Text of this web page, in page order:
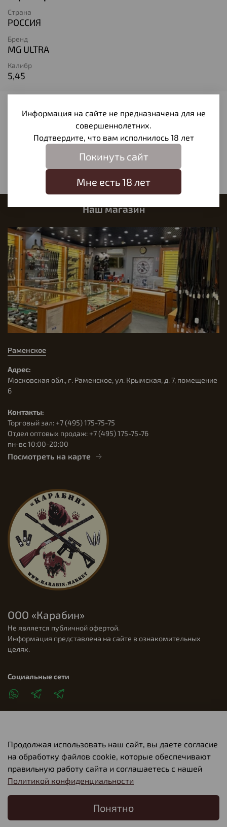
Страна
РОССИЯ
Бренд
MG ULTRA
Калибр
5,45
Отзывы
Отзывов еще никто не оставлял
Наш магазин
Раменское
Адрес:
Московская обл., г. Раменское, ул. Крымская, д. 7, помещение
6
Контакты:
Торговый зал: +7 (495) 175-75-75
Отдел оптовых продаж: +7 (495) 175-75-76
пн-вс 10:00-20:00
Посмотреть на карте
Клиентам
О компании
ООО «Карабин»
Не является публичной офертой.
Информация представлена на сайте в ознакомительных
целях.
Социальные сети
Продолжая использовать наш сайт, вы даете согласие
на обработку файлов cookie, которые обеспечивают
правильную работу сайта и соглашаетесь с нашей
Политикой конфиденциальности
Понятно
Информация на сайте не предназначена для не
совершеннолетних.
Подтвердите, что вам исполнилось 18 лет
Покинуть сайт
Мне есть 18 лет